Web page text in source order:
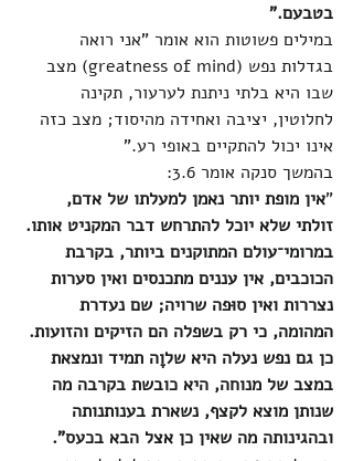
בטבעם."
במילים פשוטות הוא אומר "אני רואה
בגדלות נפש (greatness of mind) מצב
שבו היא בלתי ניתנת לערעור, תקינה
לחלוטין, יציבה ואחידה מהיסוד; מצב כזה
אינו יכול להתקיים באופי רע."
בהמשך סנקה אומר 3.6:
"אין מופת יותר נאמן למעלתו של אדם,
זולתי שלא יוכל להתרחש דבר המקניט אותו.
במרומי־עולם המתוקנים ביותר, בקרבת
הכוכבים, אין עננים מתכנסים ואין סערות
נצררות ואין סוּפה שרויה; שם נעדרת
המהומה, כי רק בשפלה הם הזיקים והזועות.
כן גם נפש נעלה היא שלוָה תמיד ונמצאת
במצב של מנוחה, היא כובשת בקרבה מה
שנותן מוצא לקצף, נשארת בענותנותה
ובהגינותה מה שאין כן אצל הבא בכעס".